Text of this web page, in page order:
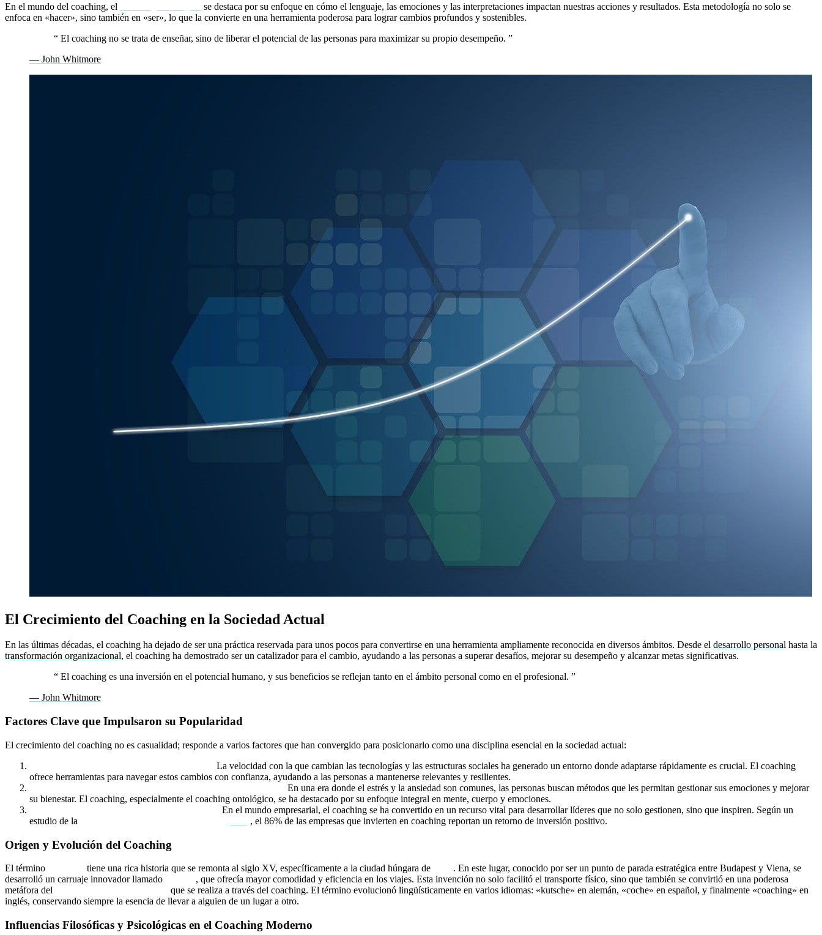
En el mundo del coaching, el
se destaca por su enfoque en cómo el lenguaje, las emociones y las interpretaciones impactan nuestras acciones y resultados. Esta metodología no solo se
enfoca en «hacer», sino también en «ser», lo que la convierte en una herramienta poderosa para lograr cambios profundos y sostenibles.
“ El coaching no se trata de enseñar, sino de liberar el potencial de las personas para maximizar su propio desempeño. ”
— John Whitmore
El Crecimiento del Coaching en la Sociedad Actual
En las últimas décadas, el coaching ha dejado de ser una práctica reservada para unos pocos para convertirse en una herramienta ampliamente reconocida en diversos ámbitos. Desde el desarrollo personal hasta la
transformación organizacional, el coaching ha demostrado ser un catalizador para el cambio, ayudando a las personas a superar desafíos, mejorar su desempeño y alcanzar metas significativas.
“ El coaching es una inversión en el potencial humano, y sus beneficios se reflejan tanto en el ámbito personal como en el profesional. ”
— John Whitmore
Factores Clave que Impulsaron su Popularidad
El crecimiento del coaching no es casualidad; responde a varios factores que han convergido para posicionarlo como una disciplina esencial en la sociedad actual:
La velocidad con la que cambian las tecnologías y las estructuras sociales ha generado un entorno donde adaptarse rápidamente es crucial. El coaching
ofrece herramientas para navegar estos cambios con confianza, ayudando a las personas a mantenerse relevantes y resilientes.
En una era donde el estrés y la ansiedad son comunes, las personas buscan métodos que les permitan gestionar sus emociones y mejorar
su bienestar. El coaching, especialmente el coaching ontológico, se ha destacado por su enfoque integral en mente, cuerpo y emociones.
En el mundo empresarial, el coaching se ha convertido en un recurso vital para desarrollar líderes que no solo gestionen, sino que inspiren. Según un
estudio de la
, el 86% de las empresas que invierten en coaching reportan un retorno de inversión positivo.
Origen y Evolución del Coaching
El término tiene una rica historia que se remonta al siglo XV, específicamente a la ciudad húngara de
. En este lugar, conocido por ser un punto de parada estratégica entre Budapest y Viena, se
desarrolló un carruaje innovador llamado
, que ofrecía mayor comodidad y eficiencia en los viajes. Esta invención no solo facilitó el transporte físico, sino que también se convirtió en una poderosa
metáfora del
que se realiza a través del coaching. El término evolucionó lingüísticamente en varios idiomas: «kutsche» en alemán, «coche» en español, y finalmente «coaching» en
inglés, conservando siempre la esencia de llevar a alguien de un lugar a otro.
Influencias Filosóficas y Psicológicas en el Coaching Moderno